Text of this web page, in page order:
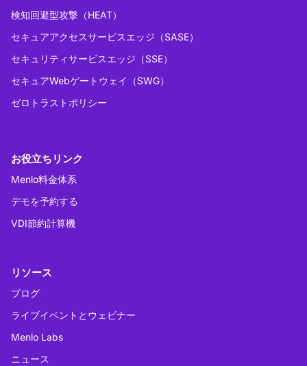
検知回避型攻撃（HEAT）
セキュアアクセスサービスエッジ（SASE）
セキュリティサービスエッジ（SSE）
セキュアWebゲートウェイ（SWG）
ゼロトラストポリシー
お役立ちリンク
Menlo料金体系
デモを予約する
VDI節約計算機
リソース
ブログ
ライブイベントとウェビナー
Menlo Labs
ニュース